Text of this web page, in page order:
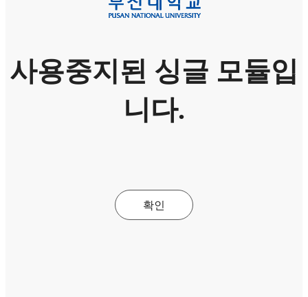
사용중지된 싱글 모듈입
니다.